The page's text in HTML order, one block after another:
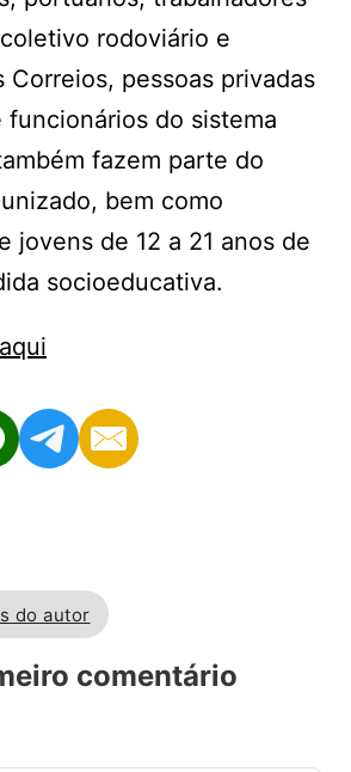
rodoviário e
Correios, pessoas privadas
funcionários do sistema
fazem parte do
bem como
jovens de 12 a 21 anos de
socioeducativa.
do autor
comentário